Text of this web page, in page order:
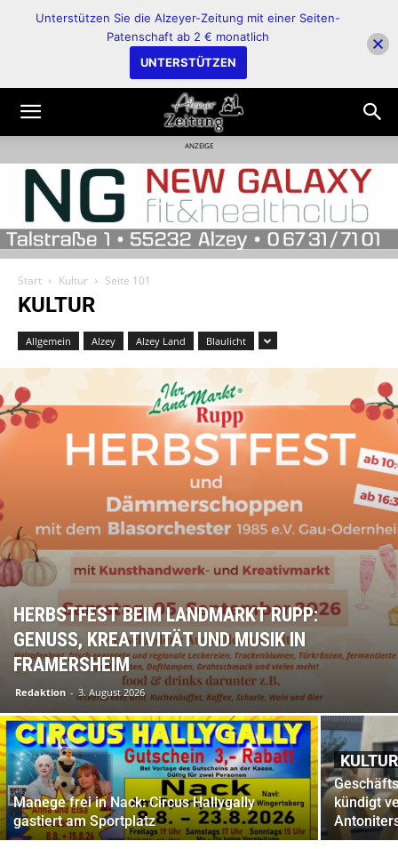
ANZEIGE
Start Kultur Seite 101
KULTUR
Allgemein Alzey Alzey Land Blaulicht
HERBSTFEST BEIM LANDMARKT RUPP:
GENUSS, KREATIVITÄT UND MUSIK IN
FRAMERSHEIM
Redaktion - 3. August 2026
Manege frei in Nack: Circus Hallygally
gastiert am Sportplatz
kündigt
Unterstützen Sie die Alzeyer-Zeitung mit einer Seiten-
Patenschaft ab 2 € monatlich
UNTERSTÜTZEN